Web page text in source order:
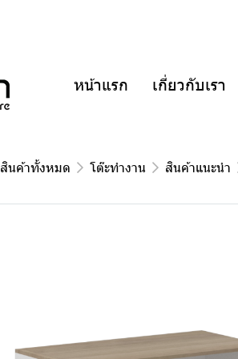
หน้าแรก เกี่ยวกับเรา
สินค้าทั้งหมด โต๊ะทำงาน สินค้าแนะนำ